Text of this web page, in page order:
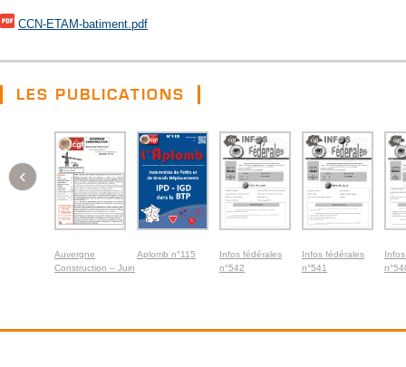
CCN-ETAM-batiment.pdf
LES PUBLICATIONS
Auvergne
Construction – Juin
Aplomb n°115
Infos fédérales
n°542
Infos fédérales
n°541
‹